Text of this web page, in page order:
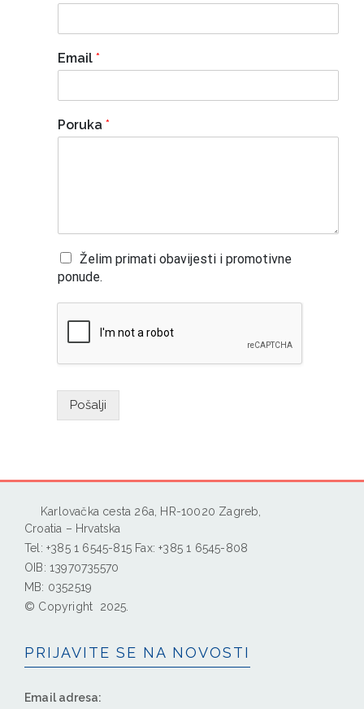
Email *
Poruka *
Želim primati obavijesti i promotivne
ponude.
Pošalji
Karlovačka cesta 26a, HR-10020 Zagreb,
Croatia – Hrvatska
Tel: +385 1 6545-815 Fax: +385 1 6545-808
OIB: 13970735570
MB: 0352519
© Copyright 2025.
PRIJAVITE SE NA NOVOSTI
Email adresa: